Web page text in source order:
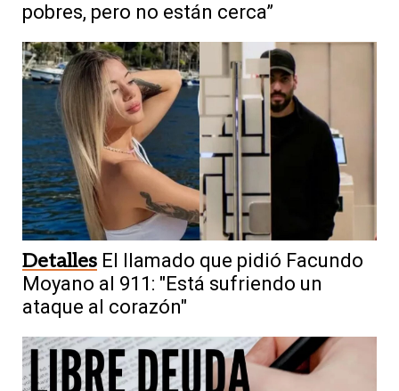
pobres, pero no están cerca”
Detalles El llamado que pidió Facundo
Moyano al 911: "Está sufriendo un
ataque al corazón"